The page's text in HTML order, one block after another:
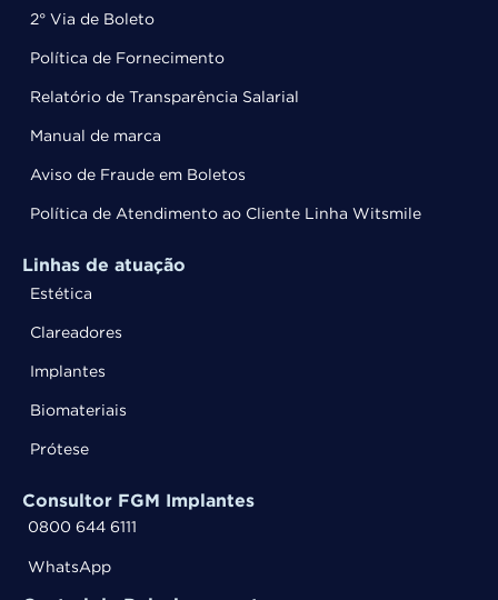
2° Via de Boleto
Política de Fornecimento
Relatório de Transparência Salarial
Manual de marca
Aviso de Fraude em Boletos
Política de Atendimento ao Cliente Linha Witsmile
Linhas de atuação
Estética
Clareadores
Implantes
Biomateriais
Prótese
Consultor FGM Implantes
0800 644 6111
WhatsApp